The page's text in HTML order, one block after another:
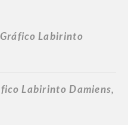
Labirinto
Labirinto Damiens,